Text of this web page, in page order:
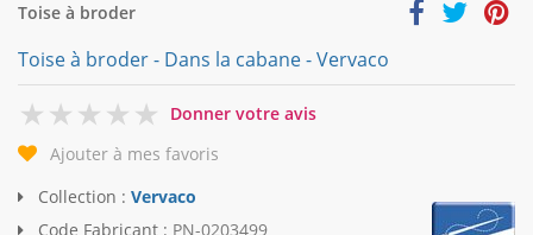
Toise à broder
Toise à broder - Dans la cabane - Vervaco
0
Donner votre avis
Ajouter à mes favoris
Collection : Vervaco
Code Fabricant : PN-0203499